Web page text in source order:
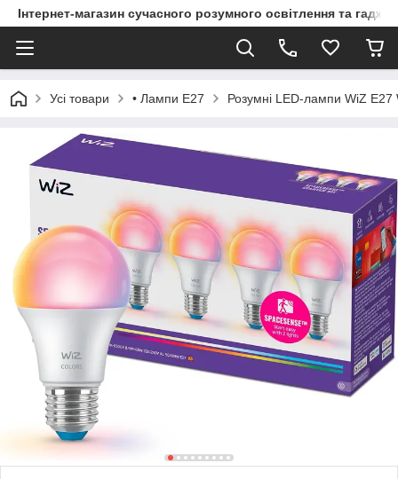
Інтернет-магазин сучасного розумного освітлення та
Усі товари • Лампи Е27 Розумні LED-лампи WiZ